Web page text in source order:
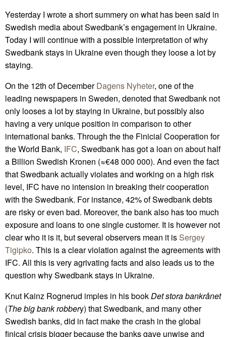
Yesterday I wrote a short summery on what has been said in
Swedish media about Swedbank’s engagement in Ukraine.
Today I will continue with a possible interpretation of why
Swedbank stays in Ukraine even though they loose a lot by
staying.
On the 12th of DecemberDagens Nyheter, one of the
leading newspapers in Sweden, denoted that Swedbank not
only looses a lot by staying in Ukraine, but possibly also
having a very unique position in comparison to other
international banks. Through the the Finicial Cooperation for
the World Bank, IFC, Swedbank has got a loan on about half
a Billion Swedish Kronen (≈€48 000 000). And even the fact
that Swedbank actually violates and working on a high risk
level, IFC have no intension in breaking their cooperation
with the Swedbank. For instance, 42% of Swedbank debts
are risky or even bad. Moreover, the bank also has too much
exposure and loans to one single customer. It is however not
clear who it is it, but several observers mean it is Sergey
Tigipko. This is a clear violation against the agreements with
IFC. All this is very agrivating facts and also leads us to the
question why Swedbank stays in Ukraine.
Knut Kainz Rognerud imples in his book Det stora bankrånet
(The big bank robbery) that Swedbank, and many other
Swedish banks, did in fact make the crash in the global
finical crisis bigger because the banks gave unwise and